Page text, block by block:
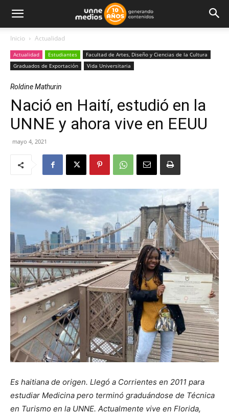
Inicio Actualidad
Actualidad Estudiantes
Facultad de Artes, Diseño y Ciencias de la Cultura
Graduados de Exportación
Vida Universitaria
Roldine Mathurin
Nació en Haití, estudió en la
UNNE y ahora vive en EEUU
mayo 4, 2021
Es haitiana de origen. Llegó a Corrientes en 2011 para
estudiar Medicina pero terminó graduándose de Técnica
en Turismo en la UNNE. Actualmente vive en Florida,